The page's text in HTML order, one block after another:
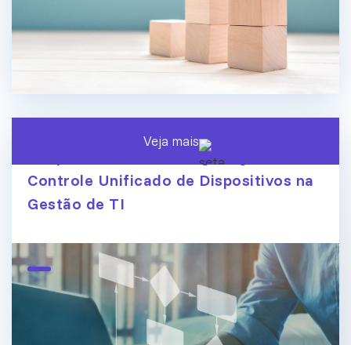
Endpoint Central ManageEngine:
Controle Unificado de Dispositivos na
Gestão de TI
Veja mais